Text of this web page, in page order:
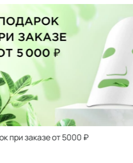
Очищающая маска NIMUE в подарок